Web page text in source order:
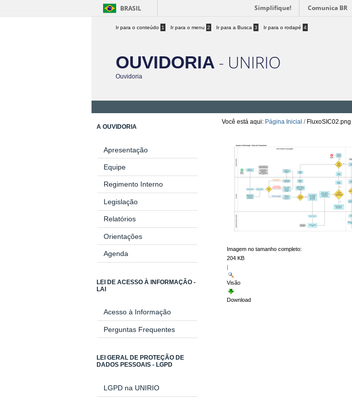
BRASIL Simplifique! Comunica BR
Ir para o conteúdo 1 Ir para o menu 2 Ir para a Busca 3 Ir para o rodapé 4
OUVIDORIA - UNIRIO
Ouvidoria
Você está aqui: Página Inicial / FluxoSIC02.png
Imagem no tamanho completo:
204 KB
|
Visão
Download
A OUVIDORIA
Apresentação
Equipe
Regimento Interno
Legislação
Relatórios
Orientações
Agenda
LEI DE ACESSO À INFORMAÇÃO -
LAI
Acesso à Informação
Perguntas Frequentes
LEI GERAL DE PROTEÇÃO DE
DADOS PESSOAIS - LGPD
LGPD na UNIRIO